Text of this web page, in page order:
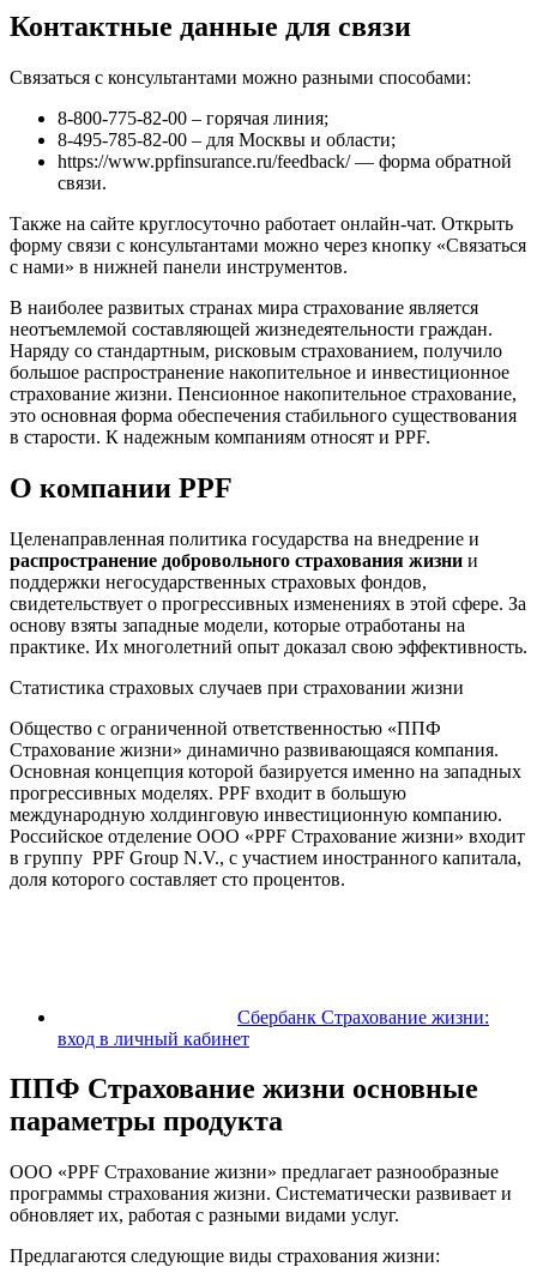
Контактные данные для связи
Связаться с консультантами можно разными способами:
8-800-775-82-00 – горячая линия;
8-495-785-82-00 – для Москвы и области;
https://www.ppfinsurance.ru/feedback/ — форма обратной
связи.
Также на сайте круглосуточно работает онлайн-чат. Открыть
форму связи с консультантами можно через кнопку «Связаться
с нами» в нижней панели инструментов.
В наиболее развитых странах мира страхование является
неотъемлемой составляющей жизнедеятельности граждан.
Наряду со стандартным, рисковым страхованием, получило
большое распространение накопительное и инвестиционное
страхование жизни. Пенсионное накопительное страхование,
это основная форма обеспечения стабильного существования
в старости. К надежным компаниям относят и PPF.
О компании PPF
Целенаправленная политика государства на внедрение и
распространение добровольного страхования жизни и
поддержки негосударственных страховых фондов,
свидетельствует о прогрессивных изменениях в этой сфере. За
основу взяты западные модели, которые отработаны на
практике. Их многолетний опыт доказал свою эффективность.
Статистика страховых случаев при страховании жизни
Общество с ограниченной ответственностью «ППФ
Страхование жизни» динамично развивающаяся компания.
Основная концепция которой базируется именно на западных
прогрессивных моделях. PPF входит в большую
международную холдинговую инвестиционную компанию.
Российское отделение ООО «PPF Страхование жизни» входит
в группу PPF Group N.V., с участием иностранного капитала,
доля которого составляет сто процентов.
Сбербанк Страхование жизни:
вход в личный кабинет
ППФ Страхование жизни основные
параметры продукта
ООО «PPF Страхование жизни» предлагает разнообразные
программы страхования жизни. Систематически развивает и
обновляет их, работая с разными видами услуг.
Предлагаются следующие виды страхования жизни: